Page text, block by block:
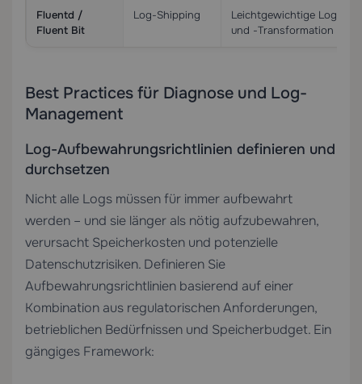
Fluentd /
Fluent Bit
Log-Shipping
Leichtgewichtige Log-
und -Transformation
Best Practices für Diagnose und Log-
Management
Log-Aufbewahrungsrichtlinien definieren und
durchsetzen
Nicht alle Logs müssen für immer aufbewahrt
werden – und sie länger als nötig aufzubewahren,
verursacht Speicherkosten und potenzielle
Datenschutzrisiken. Definieren Sie
Aufbewahrungsrichtlinien basierend auf einer
Kombination aus regulatorischen Anforderungen,
betrieblichen Bedürfnissen und Speicherbudget. Ein
gängiges Framework: